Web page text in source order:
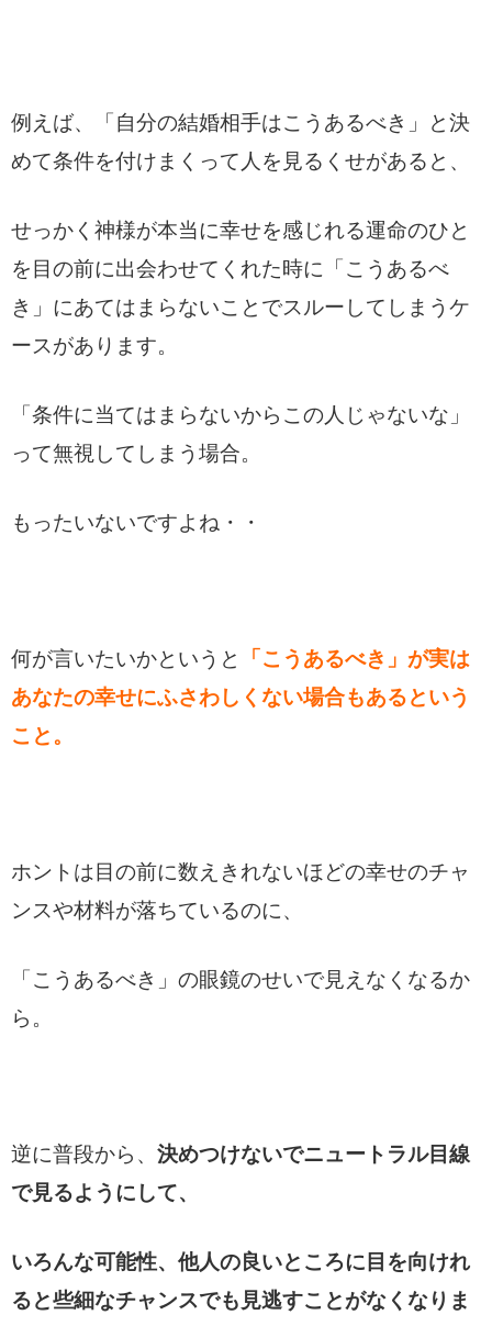
例えば、「自分の結婚相手はこうあるべき」と決
めて条件を付けまくって人を見るくせがあると、
せっかく神様が本当に幸せを感じれる運命のひと
を目の前に出会わせてくれた時に「こうあるべ
き」にあてはまらないことでスルーしてしまうケ
ースがあります。
「条件に当てはまらないからこの人じゃないな」
って無視してしまう場合。
もったいないですよね・・
何が言いたいかというと
「こうあるべき」が実は
あなたの幸せにふさわしくない場合もあるという
こと。
ホントは目の前に数えきれないほどの幸せのチャ
ンスや材料が落ちているのに、
「こうあるべき」の眼鏡のせいで見えなくなるか
ら。
逆に普段から、 決めつけないでニュートラル目線
で見るようにして、
いろんな可能性、他人の良いところに目を向けれ
ると些細なチャンスでも見逃すことがなくなりま